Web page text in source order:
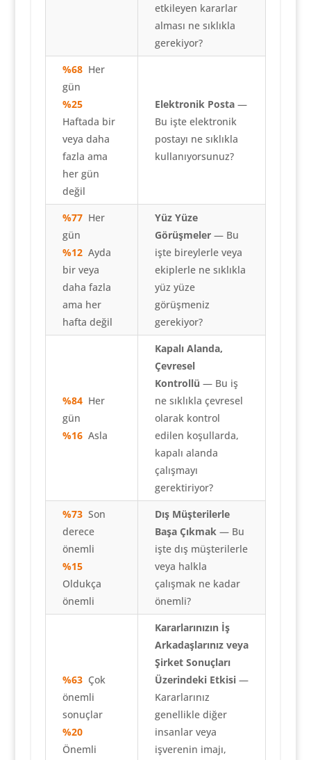
etkileyen kararlar
alması ne sıklıkla
gerekiyor?
%68Her
gün
%25
Haftada bir
veya daha
fazla ama
her gün
değil
Elektronik Posta—
Bu işte elektronik
postayı ne sıklıkla
kullanıyorsunuz?
%77Her
gün
%12 Ayda
bir veya
daha fazla
ama her
hafta değil
Yüz Yüze
Görüşmeler— Bu
işte bireylerle veya
ekiplerle ne sıklıkla
yüz yüze
görüşmeniz
gerekiyor?
%84Her
gün
%16 Asla
Kapalı Alanda,
Çevresel
Kontrollü — Bu iş
ne sıklıkla çevresel
olarak kontrol
edilen koşullarda,
kapalı alanda
çalışmayı
gerektiriyor?
%73Son
derece
önemli
%15
Oldukça
önemli
Dış Müşterilerle
Başa Çıkmak— Bu
işte dış müşterilerle
veya halkla
çalışmak ne kadar
önemli?
%63Çok
önemli
sonuçlar
%20
Önemli
Kararlarınızın İş
Arkadaşlarınız veya
Şirket Sonuçları
Üzerindeki Etkisi—
Kararlarınız
genellikle diğer
insanlar veya
işverenin imajı,